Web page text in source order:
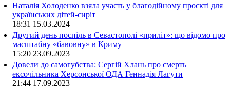
Наталія Холоденко взяла участь у благодійному проєкті для
українських дітей-сиріт
18:31 15.03.2024
Другий день поспіль в Севастополі «приліт»: що відомо про
масштабну «бавовну» в Криму
15:20 23.09.2023
Довели до самогубства: Сергій Хлань про смерть
ексочільника Херсонської ОДА Геннадія Лагути
21:44 17.09.2023